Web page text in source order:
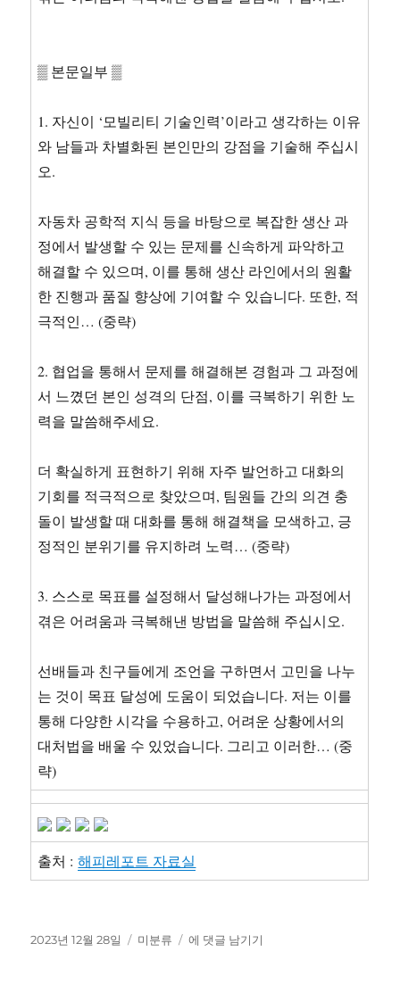
▒ 본문일부 ▒
1. 자신이 ‘모빌리티 기술인력’이라고 생각하는 이유
와 남들과 차별화된 본인만의 강점을 기술해 주십시
오.
자동차 공학적 지식 등을 바탕으로 복잡한 생산 과
정에서 발생할 수 있는 문제를 신속하게 파악하고
해결할 수 있으며, 이를 통해 생산 라인에서의 원활
한 진행과 품질 향상에 기여할 수 있습니다. 또한, 적
극적인… (중략)
2. 협업을 통해서 문제를 해결해본 경험과 그 과정에
서 느꼈던 본인 성격의 단점, 이를 극복하기 위한 노
력을 말씀해주세요.
더 확실하게 표현하기 위해 자주 발언하고 대화의
기회를 적극적으로 찾았으며, 팀원들 간의 의견 충
돌이 발생할 때 대화를 통해 해결책을 모색하고, 긍
정적인 분위기를 유지하려 노력… (중략)
3. 스스로 목표를 설정해서 달성해나가는 과정에서
겪은 어려움과 극복해낸 방법을 말씀해 주십시오.
선배들과 친구들에게 조언을 구하면서 고민을 나누
는 것이 목표 달성에 도움이 되었습니다. 저는 이를
통해 다양한 시각을 수용하고, 어려운 상황에서의
대처법을 배울 수 있었습니다. 그리고 이러한… (중
략)
출처 :해피레포트 자료실
작
2023년 12월 28일
카
미분류
(현
에 댓글 남기기